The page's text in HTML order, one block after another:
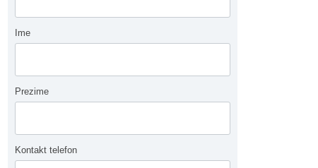
Ime
Prezime
Kontakt telefon